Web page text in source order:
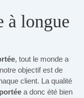
à longue
, tout le monde a
objectif est de
client. La qualité
a donc été bien